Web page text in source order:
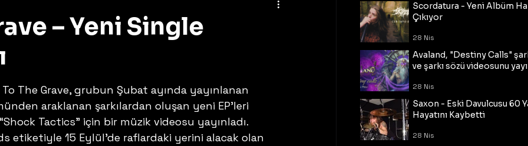
– Yeni Single
The Grave, grubun Şubat ayında yayınlanan
araklanan şarkılardan oluşan yeni EP’leri
Tactics” için bir müzik videosu yayınladı.
etiketiyle 15 Eylül’de raflardaki yerini alacak olan
Scordatura - Yeni Albüm
Çıkıyor
28 Nis
Avaland, "Destiny Calls"
ve şarkı sözü videosunu
28 Nis
Saxon - Eski Davulcusu 60
Hayatını Kaybetti
28 Nis